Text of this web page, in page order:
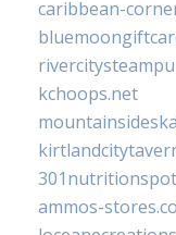
caribbean-
kchoops.net
ammos-